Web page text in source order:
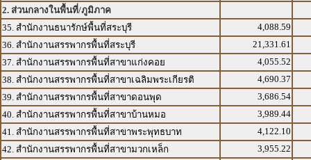
2. ส่วนกลางในพื้นที่/ภูมิภาค
35. สำนักงานธนารักษ์พื้นที่สระบุรี
4,088.59
36. สำนักงานสรรพากรพื้นที่สระบุรี
21,331.61
37. สำนักงานสรรพากรพื้นที่สาขาแก่งคอย
4,055.52
38. สำนักงานสรรพากรพื้นที่สาขาเฉลิมพระเกียรติ
4,690.37
39. สำนักงานสรรพากรพื้นที่สาขาดอนพุด
3,686.54
40. สำนักงานสรรพากรพื้นที่สาขาบ้านหมอ
3,989.44
41. สำนักงานสรรพากรพื้นที่สาขาพระพุทธบาท
4,122.10
42. สำนักงานสรรพากรพื้นที่สาขามวกเหล็ก
3,955.22